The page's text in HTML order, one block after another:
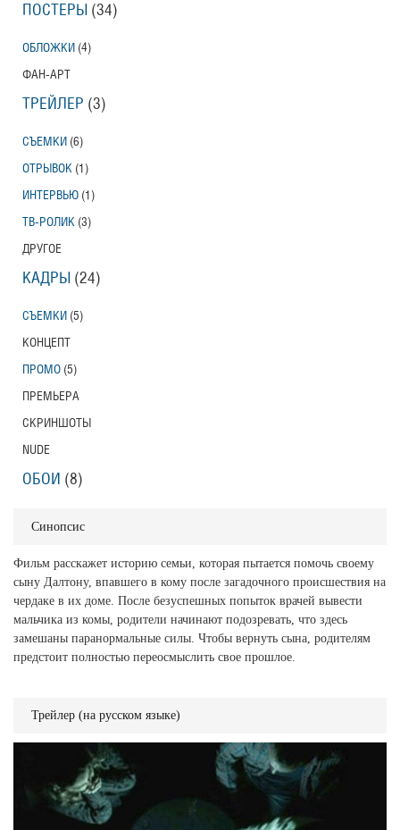
Синопсис
Фильм расскажет историю семьи, которая пытается помочь своему
сыну Далтону, впавшего в кому после загадочного происшествия на
чердаке в их доме. После безуспешных попыток врачей вывести
мальчика из комы, родители начинают подозревать, что здесь
замешаны паранормальные силы. Чтобы вернуть сына, родителям
предстоит полностью переосмыслить свое прошлое.
Трейлер (на русском языке)
ПОСТЕРЫ (34)
ОБЛОЖКИ (4)
ФАН-АРТ
ТРЕЙЛЕР (3)
СЪЕМКИ (6)
ОТРЫВОК (1)
ИНТЕРВЬЮ (1)
ТВ-РОЛИК (3)
ДРУГОЕ
КАДРЫ (24)
СЪЕМКИ (5)
КОНЦЕПТ
ПРОМО (5)
ПРЕМЬЕРА
СКРИНШОТЫ
NUDE
ОБОИ (8)